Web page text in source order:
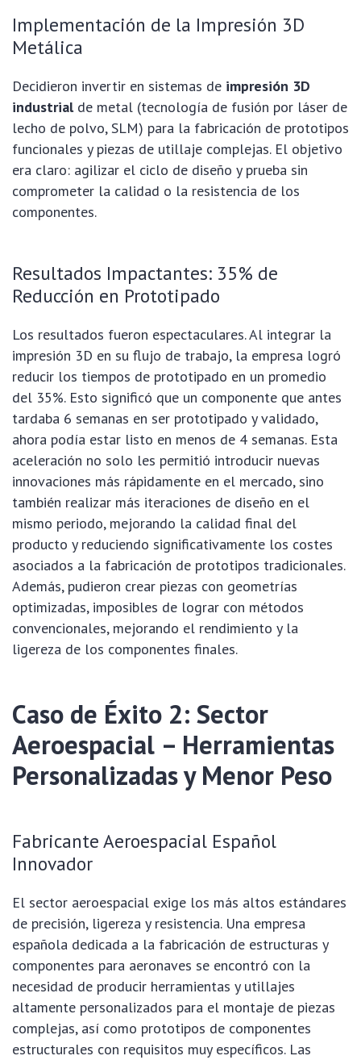
Implementación de la Impresión 3D
Metálica
Decidieron invertir en sistemas de impresión 3D
industrialde metal (tecnología de fusión por láser de
lecho de polvo, SLM) para la fabricación de prototipos
funcionales y piezas de utillaje complejas. El objetivo
era claro: agilizar el ciclo de diseño y prueba sin
comprometer la calidad o la resistencia de los
componentes.
Resultados Impactantes: 35% de
Reducción en Prototipado
Los resultados fueron espectaculares. Al integrar la
impresión 3D en su flujo de trabajo, la empresa logró
reducir los tiempos de prototipado en un promedio
del 35%. Esto significó que un componente que antes
tardaba 6 semanas en ser prototipado y validado,
ahora podía estar listo en menos de 4 semanas. Esta
aceleración no solo les permitió introducir nuevas
innovaciones más rápidamente en el mercado, sino
también realizar más iteraciones de diseño en el
mismo periodo, mejorando la calidad final del
producto y reduciendo significativamente los costes
asociados a la fabricación de prototipos tradicionales.
Además, pudieron crear piezas con geometrías
optimizadas, imposibles de lograr con métodos
convencionales, mejorando el rendimiento y la
ligereza de los componentes finales.
Caso de Éxito 2: Sector
Aeroespacial – Herramientas
Personalizadas y Menor Peso
Fabricante Aeroespacial Español
Innovador
El sector aeroespacial exige los más altos estándares
de precisión, ligereza y resistencia. Una empresa
española dedicada a la fabricación de estructuras y
componentes para aeronaves se encontró con la
necesidad de producir herramientas y utillajes
altamente personalizados para el montaje de piezas
complejas, así como prototipos de componentes
estructurales con requisitos muy específicos. Las